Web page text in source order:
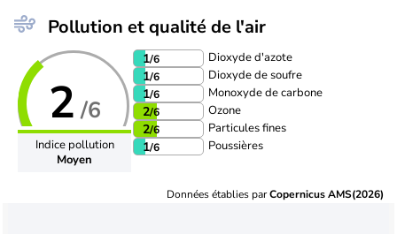
Pollution et qualité de l'air
2 /6
Indice pollution
Moyen
1/6 Dioxyde d'azote
1/6 Dioxyde de soufre
1/6 Monoxyde de carbone
2/6 Ozone
2/6 Particules fines
1/6 Poussières
Données établies parCopernicus AMS(2026)